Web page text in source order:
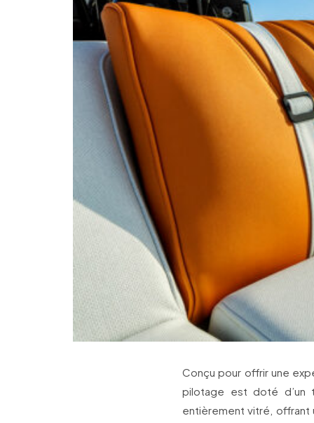
Conçu pour offrir une
pilotage est doté d’un
entièrement vitré,